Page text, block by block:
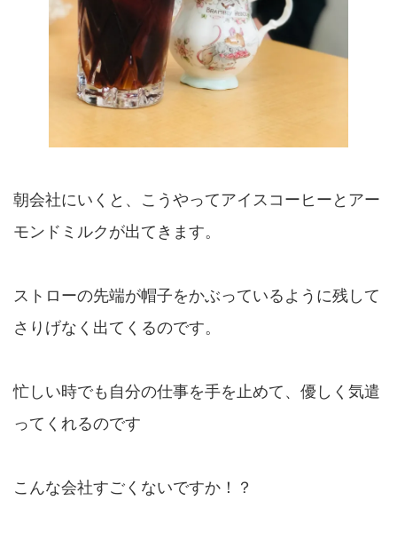
朝会社にいくと、こうやってアイスコーヒーとアー
モンドミルクが出てきます。
ストローの先端が帽子をかぶっているように残して
さりげなく出てくるのです。
忙しい時でも自分の仕事を手を止めて、優しく気遣
ってくれるのです
こんな会社すごくないですか！？